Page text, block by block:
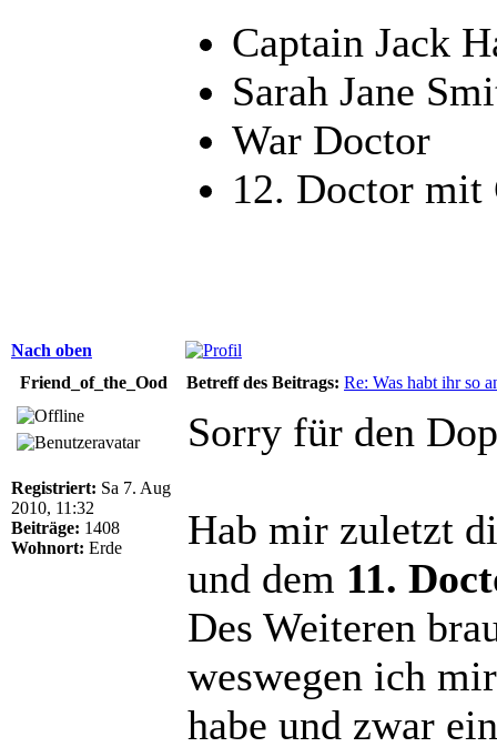
Captain Jack
Sarah Jane
War Doctor
12. Doctor mit
Nach oben
Friend_of_the_Ood
Betreff des Beitrags: Re: Was habt ihr so
Registriert: Sa 7. Aug
2010, 11:32
Beiträge: 1408
Wohnort: Erde
Sorry für den
Hab mir zuletzt
und dem 11.
Des Weiteren
weswegen ich
habe und zwar